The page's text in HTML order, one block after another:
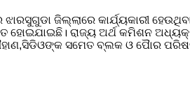
ଜିଲ୍ଲାରେ କାର୍ଯ୍ୟକାରୀ
ହୋଇଯାଇଛି। ରାଜ୍ୟ ଅର୍ଥ କମିଶନ
ସମେତ ବ୍ଲକ ଓ ପୋୖର